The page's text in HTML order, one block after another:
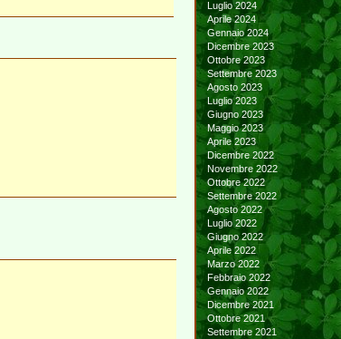
Luglio 2024
Aprile 2024
Gennaio 2024
Dicembre 2023
Ottobre 2023
Settembre 2023
Agosto 2023
Luglio 2023
Giugno 2023
Maggio 2023
Aprile 2023
Dicembre 2022
Novembre 2022
Ottobre 2022
Settembre 2022
Agosto 2022
Luglio 2022
Giugno 2022
Aprile 2022
Marzo 2022
Febbraio 2022
Gennaio 2022
Dicembre 2021
Ottobre 2021
Settembre 2021